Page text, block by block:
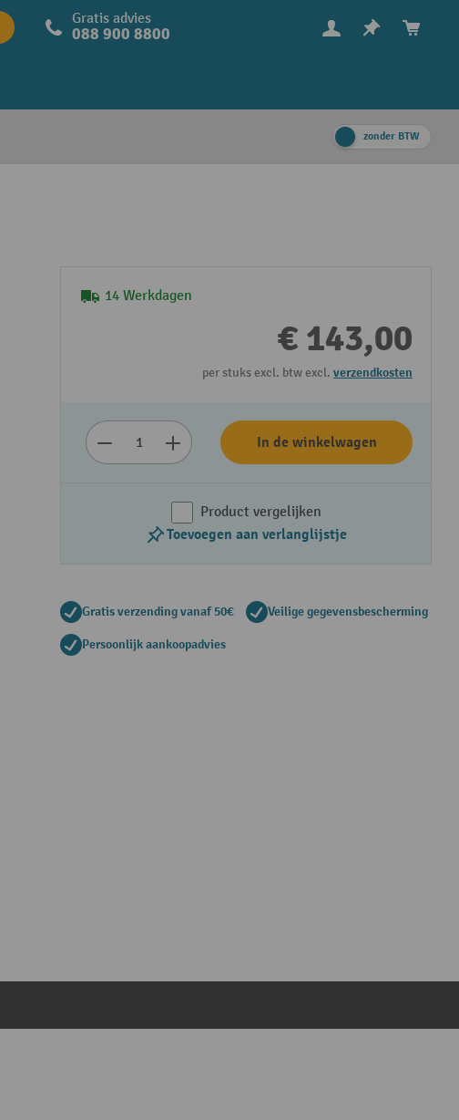
Gratis advies
088 900 8800
zonder BTW
14 Werkdagen
€ 143,00
per stuks excl. btw excl. verzendkosten
In de winkelwagen
Product vergelijken
Toevoegen aan verlanglijstje
Gratis verzending vanaf 50€ Veilige gegevensbescherming
Persoonlijk aankoopadvies